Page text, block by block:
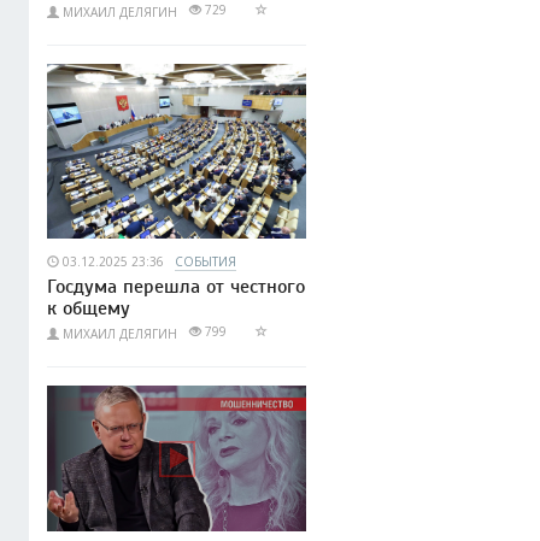
МИХАИЛ ДЕЛЯГИН 729
03.12.2025 23:36 СОБЫТИЯ
Госдума перешла от честного
к общему
МИХАИЛ ДЕЛЯГИН 799